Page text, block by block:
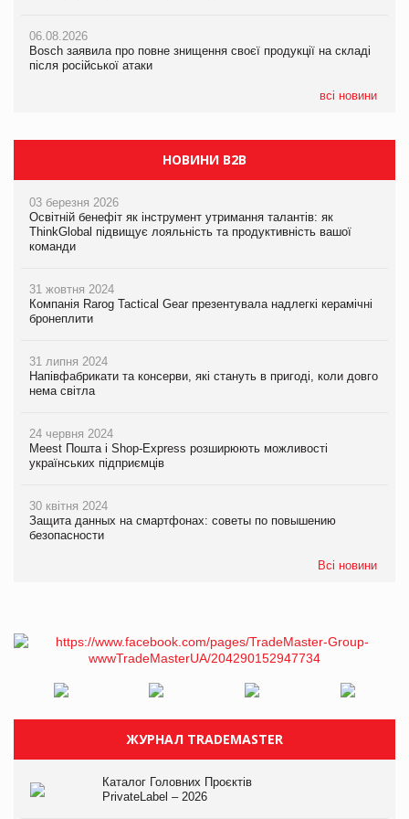
06.08.2026
Bosch заявила про повне знищення своєї продукції на складі
після російської атаки
всі новини
новинки від ТМ ТОКЕРИ
Сергій Лісунов про заморожені хлібобулочні вироби на
06.08.2026
Bosch заявила про повне знищення своєї продукції на складі
після російської атаки
НОВИНИ B2B
03 березня 2026
Освітній бенефіт як інструмент утримання талантів: як
ThinkGlobal підвищує лояльність та продуктивність вашої
команди
31 жовтня 2024
Компанія Rarog Tactical Gear презентувала надлегкі керамічні
бронеплити
31 липня 2024
Напівфабрикати та консерви, які стануть в пригоді, коли довго
нема світла
24 червня 2024
Meest Пошта і Shop-Express розширюють можливості
українських підприємців
30 квітня 2024
Защита данных на смартфонах: советы по повышению
безопасности
Всі новини
ЖУРНАЛ TRADEMASTER
Каталог Головних Проєктів
PrivateLabel – 2026